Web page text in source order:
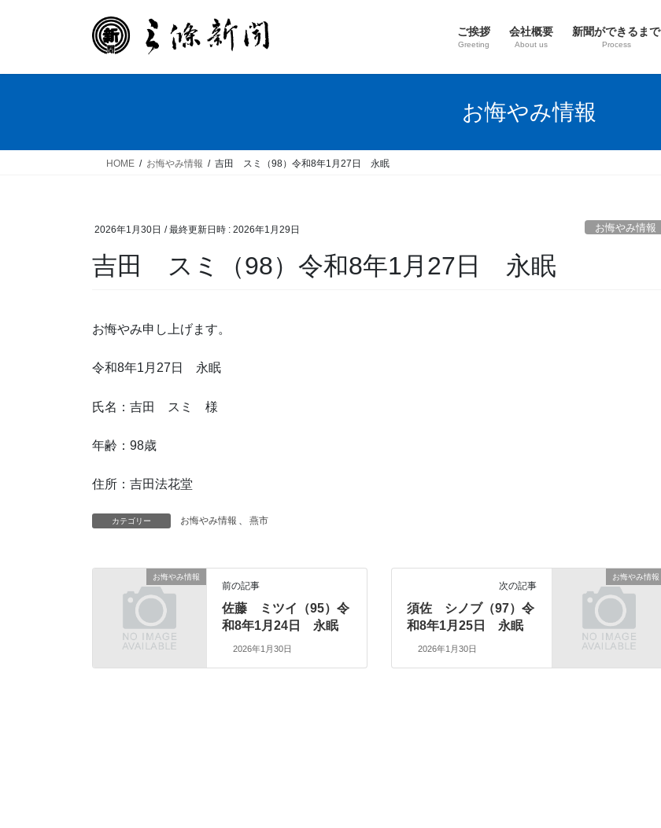
ご挨拶
Greeting
会社概要
About us
新聞ができるまで
Process
お悔やみ情報
HOME お悔やみ情報 吉田 スミ（98）令和8年1月27日 永眠
2026年1月30日 / 最終更新日時 : 2026年1月29日 お悔やみ情報
吉田 スミ（98）令和8年1月27日 永眠
お悔やみ申し上げます。
令和8年1月27日 永眠
氏名：吉田 スミ 様
年齢：98歳
住所：吉田法花堂
カテゴリー お悔やみ情報 、 燕市
お悔やみ情報
前の記事
佐藤 ミツイ（95）令
和8年1月24日 永眠
2026年1月30日
お悔やみ情報
次の記事
須佐 シノブ（97）令
和8年1月25日 永眠
2026年1月30日